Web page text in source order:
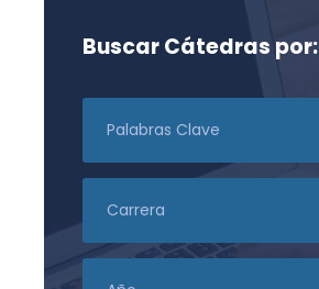
Buscar Cátedras por: